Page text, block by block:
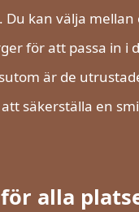
kan välja mellan
för att passa in i
är de
säkerställa en
alla